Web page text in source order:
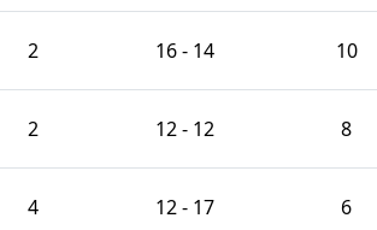
2 16 - 14 10
2 12 - 12 8
4 12 - 17 6